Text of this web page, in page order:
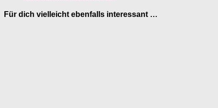
Für dich vielleicht ebenfalls interessant …